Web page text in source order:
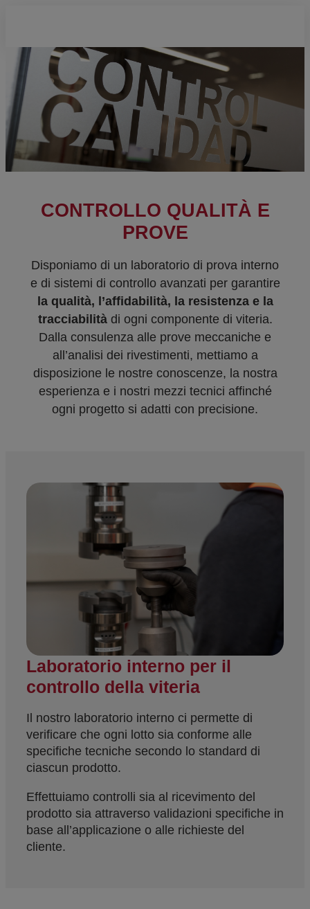
CONTROLLO QUALITÀ E
PROVE
Disponiamo di un laboratorio di prova interno
e di sistemi di controllo avanzati per garantire
la qualità, l’affidabilità, la resistenza e la
tracciabilitàdi ogni componente di viteria.
Dalla consulenza alle prove meccaniche e
all’analisi dei rivestimenti, mettiamo a
disposizione le nostre conoscenze, la nostra
esperienza e i nostri mezzi tecnici affinché
ogni progetto si adatti con precisione.
Laboratorio interno per il
controllo della viteria
Il nostro laboratorio interno ci permette di
verificare che ogni lotto sia conforme alle
specifiche tecniche secondo lo standard di
ciascun prodotto.
Effettuiamo controlli sia al ricevimento del
prodotto sia attraverso validazioni specifiche in
base all’applicazione o alle richieste del
cliente.